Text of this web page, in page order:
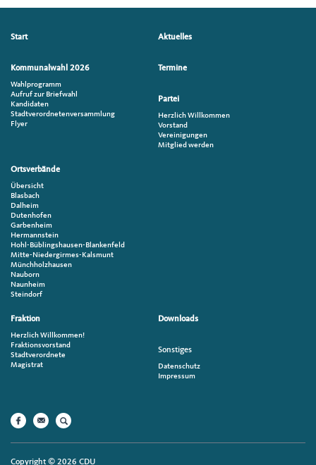
Seitenübersicht
Seiten-
Footer
Start Aktuelles
Kommunalwahl 2026
Wahlprogramm
Aufruf zur Briefwahl
Kandidaten
Stadtverordnetenversammlung
Flyer
Termine
Partei
Herzlich Willkommen
Vorstand
Vereinigungen
Mitglied werden
Ortsverbände
Übersicht
Blasbach
Dalheim
Dutenhofen
Garbenheim
Hermannstein
Hohl-Büblingshausen-Blankenfeld
Mitte-Niedergirmes-Kalsmunt
Münchholzhausen
Nauborn
Naunheim
Steindorf
Fraktion
Herzlich Willkommen!
Fraktionsvorstand
Stadtverordnete
Magistrat
Downloads
Sonstiges
Datenschutz
Impressum
Copyright © 2026 CDU